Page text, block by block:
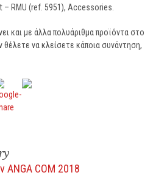
– RMU (ref. 5951), Accessories.
και με άλλα πολυάριθμα προϊόντα στο
θέλετε να κλείσετε κάποια συνάντηση,
ANGA COM 2018